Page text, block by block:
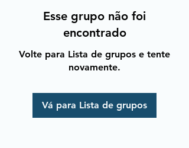
Esse grupo não foi
encontrado
Volte para Lista de grupos e tente
novamente.
Vá para Lista de grupos